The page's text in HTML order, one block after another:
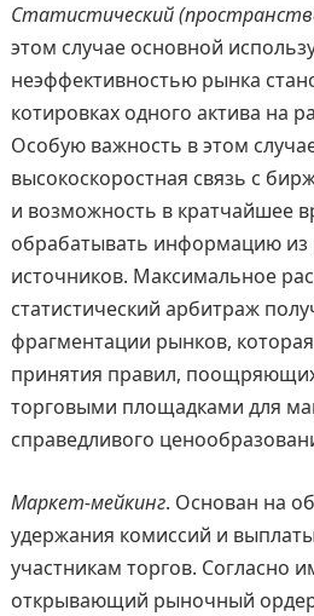
Статистический
этом случае основной
неэффективностью рынка
котировках одного актива на
Особую важность в этом
высокоскоростная связь с
и возможность в кратчайшее
обрабатывать информацию из
источников. Максимальное
статистический арбитраж
фрагментации рынков,
принятия правил,
торговыми площадками для
справедливого
Маркет-мейкинг. Основан на
удержания комиссий и
участникам торгов. Согласно
открывающий рыночный